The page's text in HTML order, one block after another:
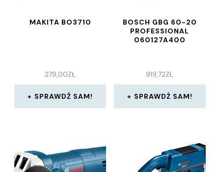
MAKITA BO3710
279,00ZŁ
SPRAWDŹ SAM!
BOSCH GBG 60-20
PROFESSIONAL
060127A400
919,72ZŁ
SPRAWDŹ SAM!